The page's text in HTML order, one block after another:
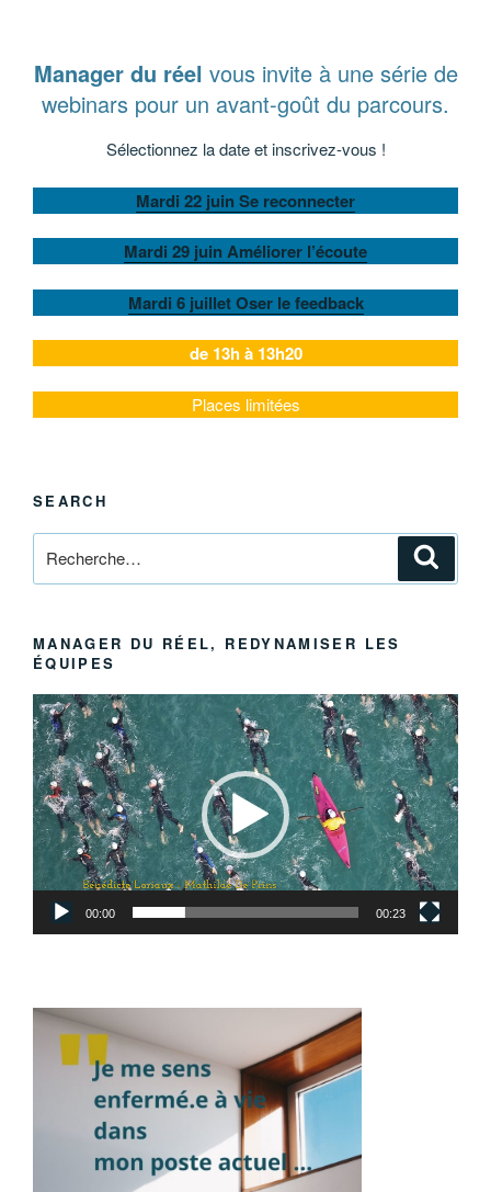
Manager du réel vous invite à une série de
webinars pour un avant-goût du parcours.
Sélectionnez la date et inscrivez-vous !
Mardi 22 juin Se reconnecter
Mardi 29 juin Améliorer l’écoute
Mardi 6 juillet Oser le feedback
de 13h à 13h20
Places limitées
SEARCH
pour
MANAGER DU RÉEL, REDYNAMISER LES
ÉQUIPES
Lecteur
vidéo
00:00 00:23